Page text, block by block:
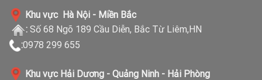
Khu vực Hà Nội - Miền Bắc
: Số 68 Ngõ 189 Cầu Diễn, Bắc Từ Liêm,HN
:0978 299 655
Khu vực Hải Dương - Quảng Ninh - Hải Phòng